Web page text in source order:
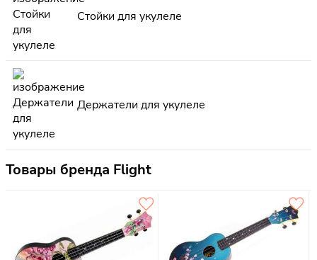
Стойки для укулеле
Держатели для укулеле
Товары бренда Flight